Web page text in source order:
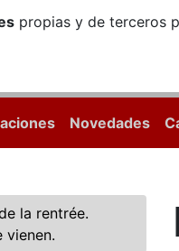
propias y de terceros
Novedades
la rentrée.
vienen.